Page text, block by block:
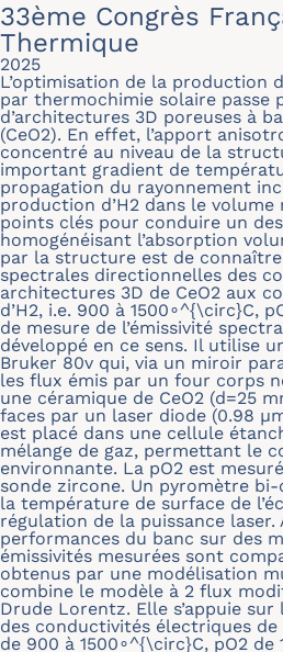
33ème Congrès
Thermique
2025
L’optimisation de la production
par thermochimie solaire passe
d’architectures 3D poreuses à
(CeO2). En effet, l’apport
concentré au niveau de la
important gradient de
propagation du rayonnement
production d’H2 dans le volume
points clés pour conduire un
homogénéisant l’absorption
par la structure est de
spectrales directionnelles des
architectures 3D de CeO2 aux
d’H2, i.e. 900 à 1500∘^{\circ}C,
de mesure de l’émissivité
développé en ce sens. Il utilise
Bruker 80v qui, via un miroir
les flux émis par un four corps
une céramique de CeO2 (d=25
faces par un laser diode (0.98
est placé dans une cellule
mélange de gaz, permettant le
environnante. La pO2 est
sonde zircone. Un pyromètre
la température de surface de
régulation de la puissance
performances du banc sur des
émissivités mesurées sont
obtenus par une modélisation
combine le modèle à 2 flux
Drude Lorentz. Elle s’appuie
des conductivités électriques de
de 900 à 1500∘^{\circ}C, pO2 de